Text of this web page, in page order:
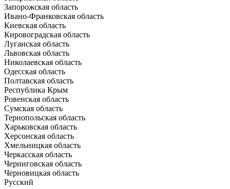
Запорожская область
Ивано-Франковская область
Киевская область
Кировоградская область
Луганская область
Львовская область
Николаевская область
Одесская область
Полтавская область
Республика Крым
Ровенская область
Сумская область
Тернопольская область
Харьковская область
Херсонская область
Хмельницкая область
Черкасская область
Черниговская область
Черновицкая область
Русский